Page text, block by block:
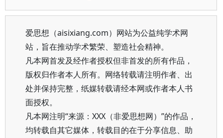
爱思想（aisixiang.com）网站为公益纯学术网
站，旨在推动学术繁荣、塑造社会精神。
凡本网首发及经作者授权但非首发的所有作品，
版权归作者本人所有。网络转载请注明作者、出
处并保持完整，纸媒转载请经本网或作者本人书
面授权。
凡本网注明“来源：XXX（非爱思想网）”的作品，
均转载自其它媒体，转载目的在于分享信息、助